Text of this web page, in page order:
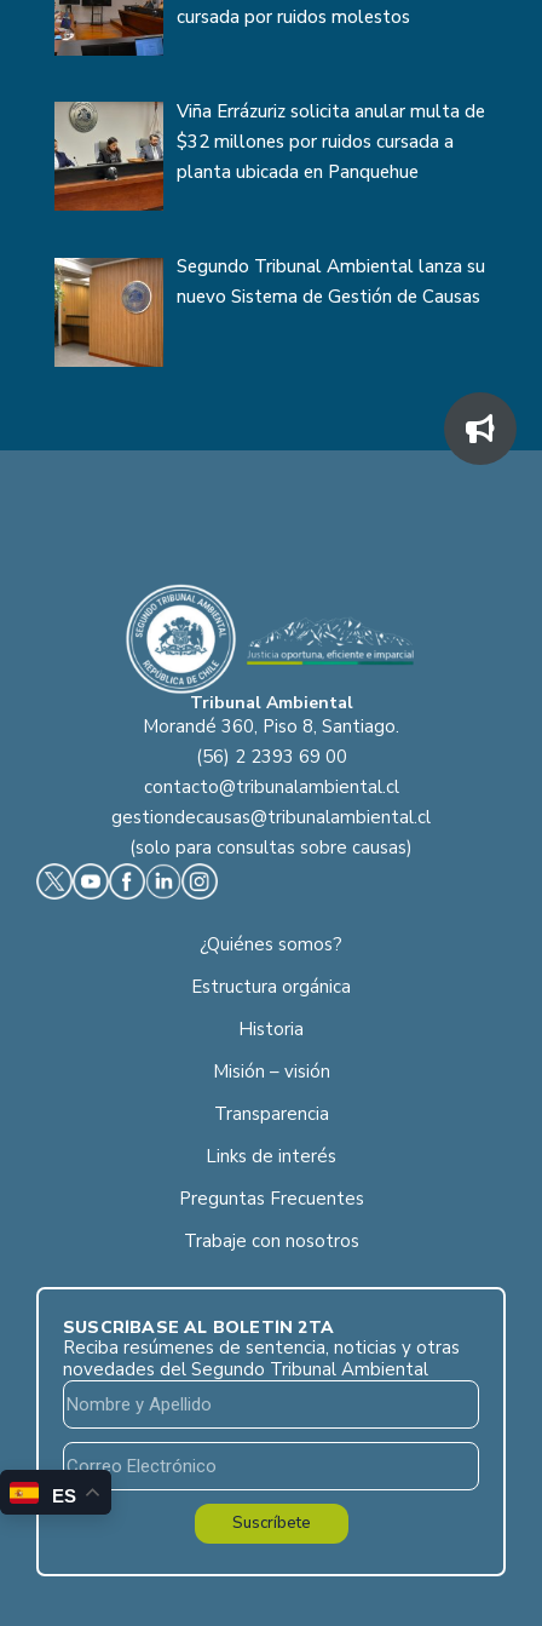
cursada por ruidos molestos
Viña Errázuriz solicita anular multa de
$32 millones por ruidos cursada a
planta ubicada en Panquehue
Segundo Tribunal Ambiental lanza su
nuevo Sistema de Gestión de Causas
Tribunal Ambiental
Morandé 360, Piso 8, Santiago.
(56) 2 2393 69 00
contacto@tribunalambiental.cl
gestiondecausas@tribunalambiental.cl
(solo para consultas sobre causas)
¿Quiénes somos?
Estructura orgánica
Historia
Misión – visión
Transparencia
Links de interés
Preguntas Frecuentes
Trabaje con nosotros
SUSCRÍBASE AL BOLETÍN 2TA
Reciba resúmenes de sentencia, noticias y otras
novedades del Segundo Tribunal Ambiental
Suscríbete
ES